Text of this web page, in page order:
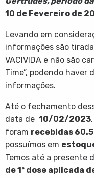
10 de Fevereiro de
Levando em
informações são
VACIVIDA e não são
Time”, podendo haver
informações.
Até o fechamento
data de 10/02/2023
foram recebidas
possuímos em
Temos até a presente
de 1ª dose aplicada